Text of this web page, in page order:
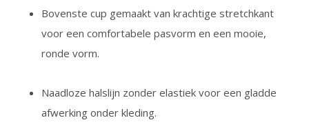
Bovenste cup gemaakt van krachtige stretchkant
voor een comfortabele pasvorm en een mooie,
ronde vorm.
Naadloze halslijn zonder elastiek voor een gladde
afwerking onder kleding.